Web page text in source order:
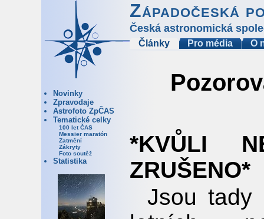
Západočeská
Česká astronomická
Články Pro média O
Novinky
Zpravodaje
Astrofoto ZpČAS
Tematické celky
100 let ČAS
Messier maratón
Zatmění
Zákryty
Foto soutěž
Statistika
*KVŮLI
ZRUŠENO*
Jsou tady